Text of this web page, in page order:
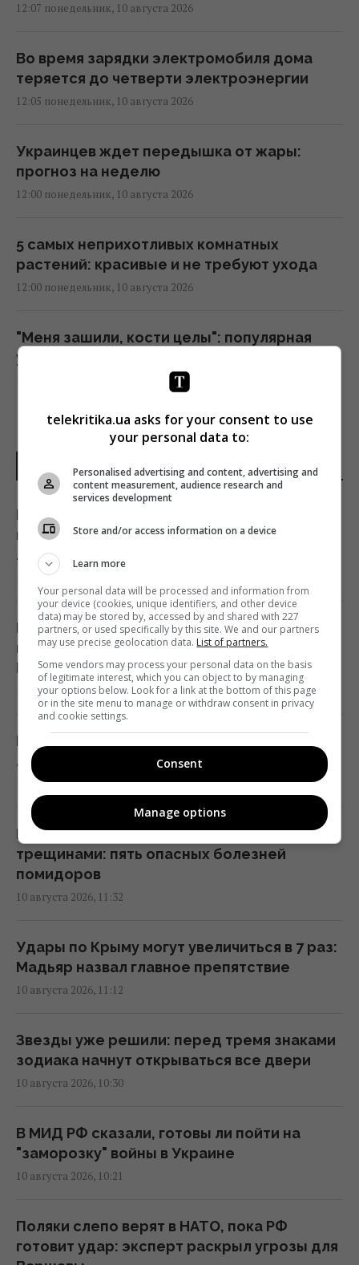
12:07 понедельник, 10 августа 2026
Во время зарядки электромобиля дома
теряется до четверти электроэнергии
12:05 понедельник, 10 августа 2026
Украинцев ждет передышка от жары:
прогноз на неделю
12:00 понедельник, 10 августа 2026
5 самых неприхотливых комнатных
растений: красивые и не требуют ухода
12:00 понедельник, 10 августа 2026
"Меня зашили, кости целы": популярная
украинская блогерша попала в аварию
11:45 понедельник, 10 августа 2026
Кардиолог назвал самый опасный напиток
для сердца
11:38 понедельник, 10 августа 2026
Авиарейс в Канаде отменили по
необычной причине
11:33 понедельник, 10 августа 2026
Туи всё хуже переносят жару: для них
нашли более выносливую замену
11:30 понедельник, 10 августа 2026
Мобилизация в РФ: (не)реальные планы
11:30 понедельник, 10 августа 2026
Розы из букета могут пустить корни: как
вырастить новый куст в домашних
условиях
11:28 понедельник, 10 августа 2026
Как не дать себя обмануть в
11:21 понедельник, 10 августа 2026
угрозе
11:18 понедельник, 10 августа 2026
время встретился с 10-летней дочерью
(видео)
11:05 понедельник, 10 августа 2026
Арбузы и огурцы отдают за бесценок:
какие цены на овощи и фрукты сейчас
ПОСЛЕДНИЕ НОВОСТИ
Как убрать пыль с растений: простой трюк,
который заменит нудное протирание
листьев
10 августа 2026, 12:24
В аэропорту Лейпцига дрон со
взрывчаткой атаковал украинский Ан-124 -
Die Zeit
10 августа 2026, 11:49
Китайский гороскоп на 11 августа: Змея
ловит момент, а Крысе лучше не спешить
10 августа 2026, 11:48
Почему томаты покрываются пятнами и
трещинами: пять опасных болезней
помидоров
10 августа 2026, 11:32
Удары по Крыму могут увеличиться в 7 раз:
Мадьяр назвал главное препятствие
10 августа 2026, 11:12
Звезды уже решили: перед тремя знаками
зодиака начнут открываться все двери
10 августа 2026, 10:30
В МИД РФ сказали, готовы ли пойти на
"заморозку" войны в Украине
10 августа 2026, 10:21
Поляки слепо верят в НАТО, пока РФ
готовит удар: эксперт раскрыл угрозы для
telekritika.ua asks for your consent to use
your personal data to:
Personalised advertising and content, advertising and
content measurement, audience research and
services development
Store and/or access information on a device
Learn more
Your personal data will be processed and information from
your device (cookies, unique identifiers, and other device
data) may be stored by, accessed by and shared with 227
partners, or used specifically by this site. We and our partners
may use precise geolocation data. List of partners.
Some vendors may process your personal data on the basis
of legitimate interest, which you can object to by managing
your options below. Look for a link at the bottom of this page
or in the site menu to manage or withdraw consent in privacy
and cookie settings.
Consent
Manage options